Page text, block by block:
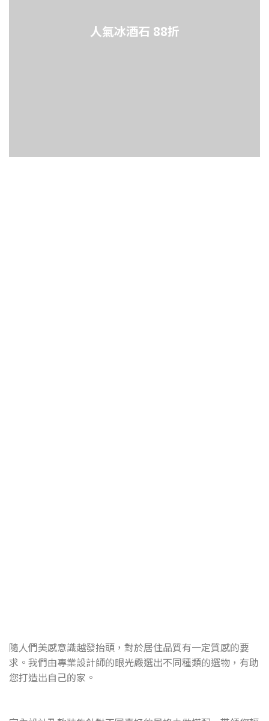
人氣冰酒石 88折
隨人們美感意識越發抬頭，對於居住品質有一定質感的要
求。我們由專業設計師的眼光嚴選出不同種類的選物，有助
您打造出自己的家。